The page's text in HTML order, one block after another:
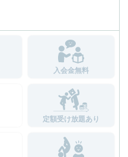
入会金無料
定額受け放題あり